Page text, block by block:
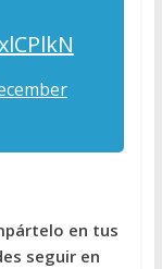
en tus
seguir en